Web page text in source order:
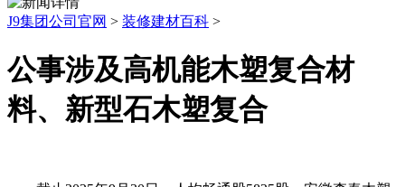
J9集团公司官网 > 装修建材百科 >
公事涉及高机能木塑复合材
料、新型石木塑复合